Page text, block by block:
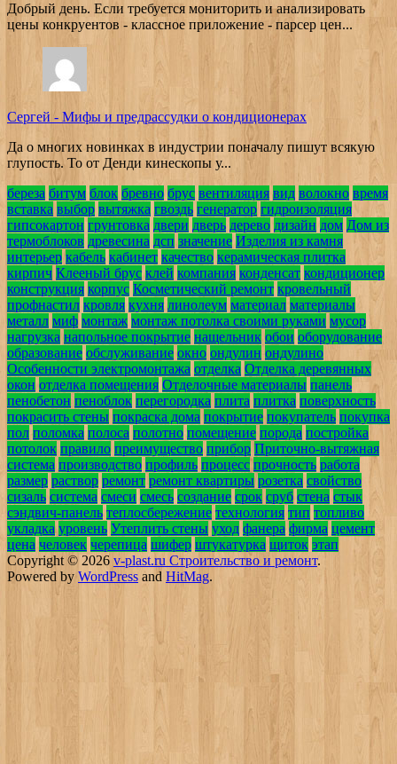
Добрый день. Если требуется мониторить и анализировать
цены конкруентов - классное приложение - парсер цен...
Сергей - Мифы и предрассудки о кондиционерах
Да о многих новинках в индустрии поначалу пишут всякую
глупость. То от Денди кинескопы у...
береза битум блок бревно брус вентиляция вид волокно время
вставка выбор вытяжка гвоздь генератор гидроизоляция
гипсокартон грунтовка двери дверь дерево дизайн дом Дом из
термоблоков древесина дсп значение Изделия из камня
интерьер кабель кабинет качество керамическая плитка
кирпич Клееный брус клей компания конденсат кондиционер
конструкция корпус Косметический ремонт кровельный
профнастил кровля кухня линолеум материал материалы
металл миф монтаж монтаж потолка своими руками мусор
нагрузка напольное покрытие нащельник обои оборудование
образование обслуживание окно ондулин ондулино
Особенности электромонтажа отделка Отделка деревянных
окон отделка помещения Отделочные материалы панель
пенобетон пеноблок перегородка плита плитка поверхность
покрасить стены покраска дома покрытие покупатель покупка
пол поломка полоса полотно помещение порода постройка
потолок правило преимущество прибор Приточно-вытяжная
система производство профиль процесс прочность работа
размер раствор ремонт ремонт квартиры розетка свойство
сизаль система смеси смесь создание срок сруб стена стык
сэндвич-панель теплосбережение технология тип топливо
укладка уровень Утеплить стены уход фанера фирма цемент
цена человек черепица шифер штукатурка щиток этап
Copyright © 2026 v-plast.ru Строительство и ремонт.
Powered by WordPress and HitMag.